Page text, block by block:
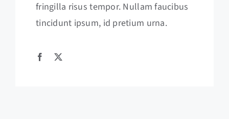
fringilla risus tempor. Nullam faucibus
tincidunt ipsum, id pretium urna.